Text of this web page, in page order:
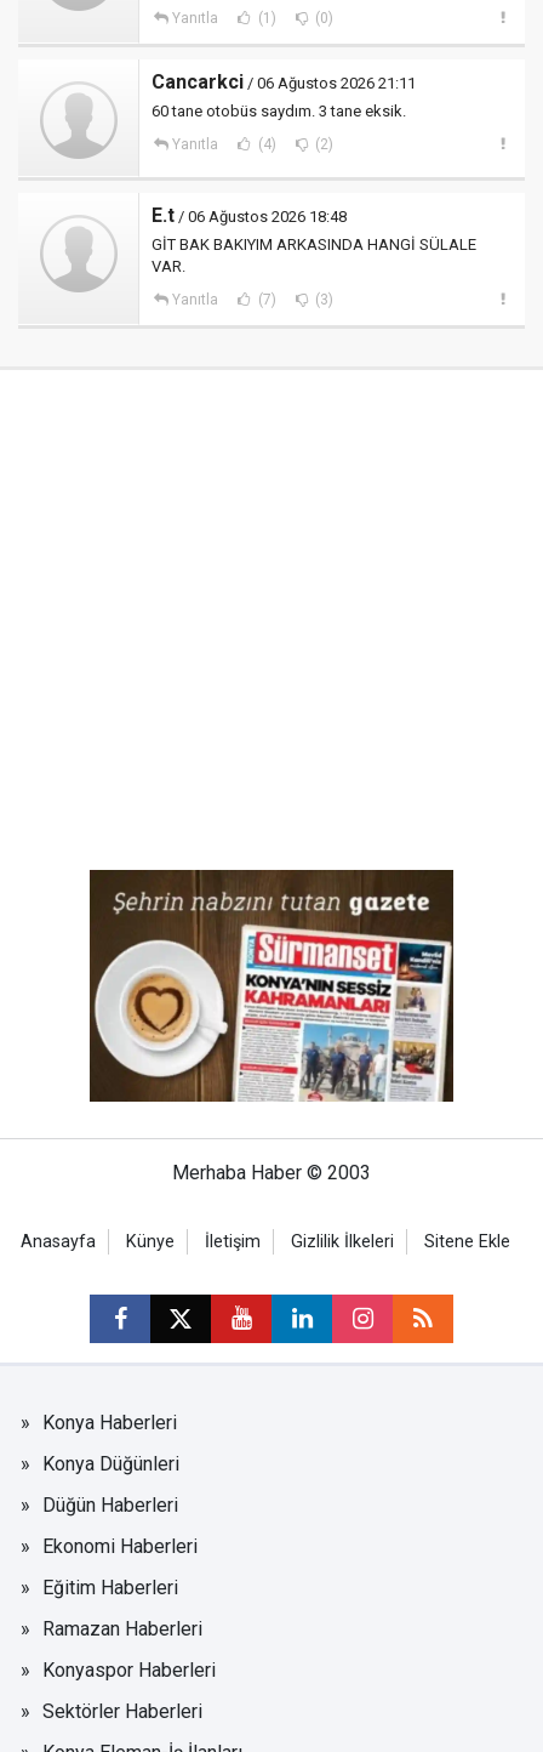
Yanıtla (1) (0)
Cancarkci / 06 Ağustos 2026 21:11
60 tane otobüs saydım. 3 tane eksik.
Yanıtla (4) (2)
E.t / 06 Ağustos 2026 18:48
GİT BAK BAKIYIM ARKASINDA HANGİ SÜLALE
VAR.
Yanıtla (7) (3)
Merhaba Haber © 2003
Anasayfa Künye İletişim Gizlilik İlkeleri Sitene Ekle
Konya Haberleri
Konya Düğünleri
Düğün Haberleri
Ekonomi Haberleri
Eğitim Haberleri
Ramazan Haberleri
Konyaspor Haberleri
Sektörler Haberleri